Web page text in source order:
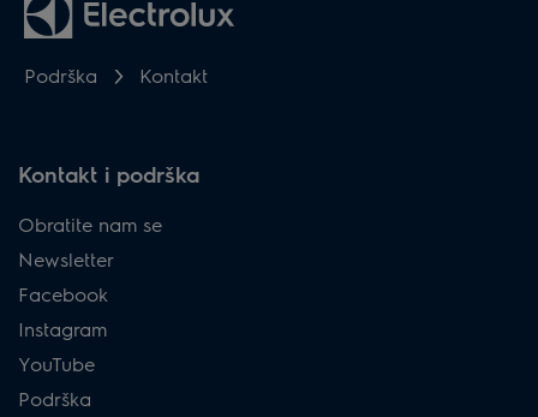
Podrška Kontakt
Kontakt i podrška
Obratite nam se
Newsletter
Facebook
Instagram
YouTube
Podrška